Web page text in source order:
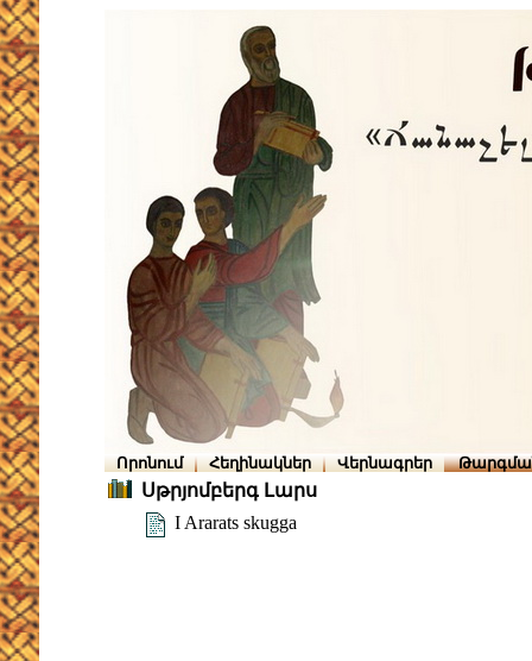
Որոնում Հեղինակներ Վերնագրեր
Սթրյոմբերգ Լարս
I Ararats skugga